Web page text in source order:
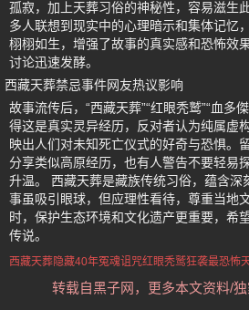
孤寂，加上天葬习俗的神秘性，容易滋生
多人联想到现实中的心理暗示和集体记忆
栩栩如生，增强了故事的真实感和恐怖效
讨论迅速发酵。
西藏天葬禁忌事件网友热议影响
故事流传后，“西藏天葬”“红眼秃鹫”“血多
得这是真实灵异经历，反对者认为纯属虚
映出人们对未知死亡仪式的好奇与恐惧。
分享类似高原经历，也有人警告不要轻易
升温。 西藏天葬是藏族传统习俗，蕴含深
事虽吸引眼球，但应理性看待，尊重当地
时，保护生态环境和文化遗产更重要，希
传说。
西藏天葬隐藏40年冤魂诅咒红眼秃鹫狂袭最恐怖
转载自黑子网，更多本文资料/